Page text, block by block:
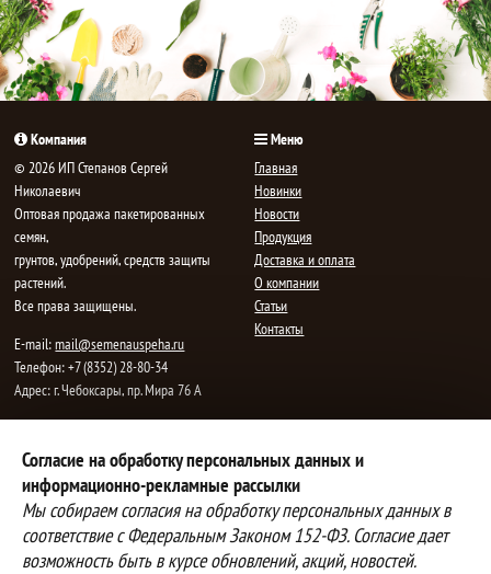
Согласие на обработку персональных данных и
информационно-рекламные рассылки
Мы собираем согласия на обработку персональных данных в
соответствие с Федеральным Законом 152-ФЗ. Согласие дает
возможность быть в курсе обновлений, акций, новостей.
Компания
© 2026 ИП Степанов Сергей
Николаевич
Oптовая продажа пакетированных
семян,
грунтов, удобрений, средств защиты
растений.
Все права защищены.
E-mail:mail@semenauspeha.ru
Телефон: +7 (8352) 28-80-34
Адрес: г. Чебоксары, пр. Мира 76 А
Меню
Главная
Новинки
Новости
Продукция
Доставка и оплата
О компании
Статьи
Контакты
Способы оплаты
Вы можете оплатить покупки
наличными при получении товара,
либо выбрать другой способ оплаты
Инструкция по оплате банковской
Доставка
Наша компания осуществляет
бесплатную
доставку до терминалов транспортных
компаний.